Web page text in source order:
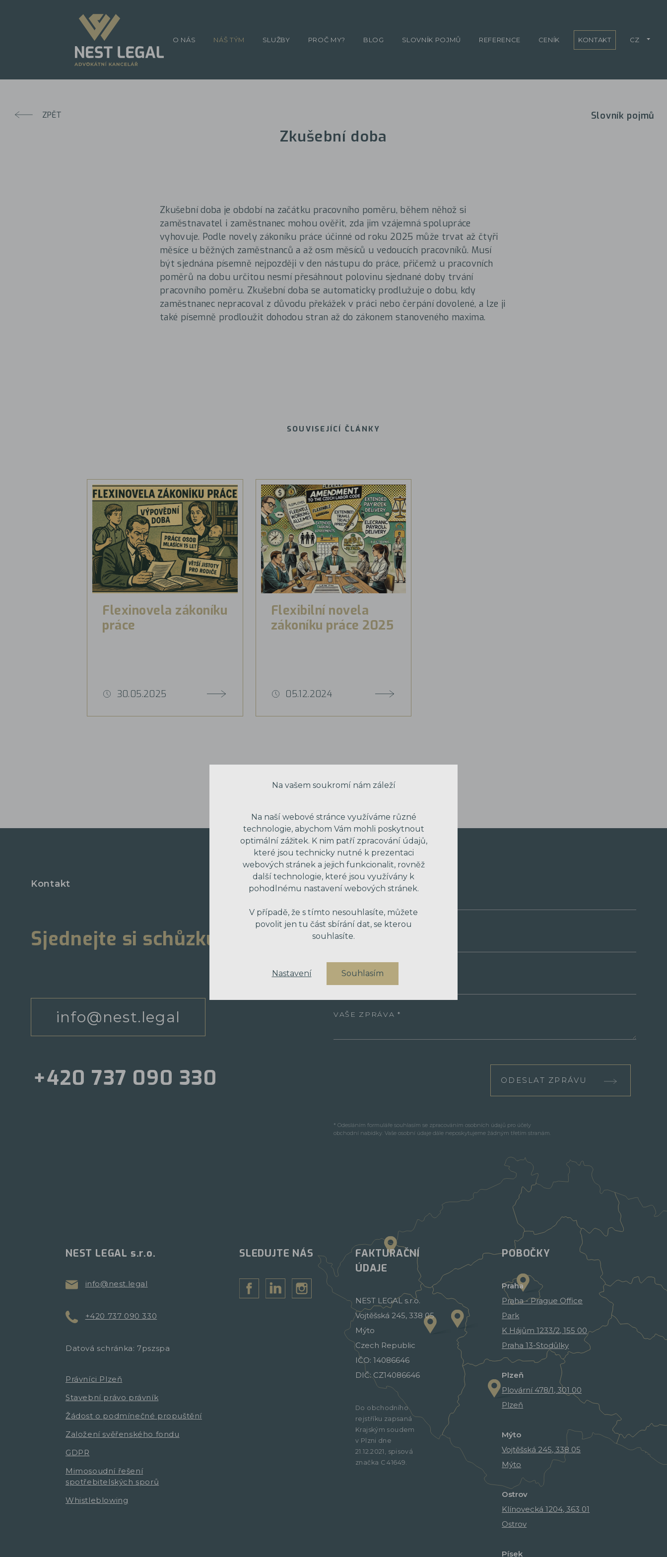
ZPĚT Slovník pojmů
Zkušební doba
Zkušební doba je období na začátku pracovního poměru, během něhož si
zaměstnavatel i zaměstnanec mohou ověřit, zda jim vzájemná spolupráce
vyhovuje. Podle novely zákoníku práce účinné od roku 2025 může trvat až čtyři
měsíce u běžných zaměstnanců a až osm měsíců u vedoucích pracovníků. Musí
být sjednána písemně nejpozději v den nástupu do práce, přičemž u pracovních
poměrů na dobu určitou nesmí přesáhnout polovinu sjednané doby trvání
pracovního poměru. Zkušební doba se automaticky prodlužuje o dobu, kdy
zaměstnanec nepracoval z důvodu překážek v práci nebo čerpání dovolené, a lze ji
také písemně prodloužit dohodou stran až do zákonem stanoveného maxima.
SOUVISEJÍCÍ ČLÁNKY
Flexinovela zákoníku
práce
30.05.2025
Flexibilní novela
zákoníku práce 2025
05.12.2024
Kontakt
Sjednejte si schůzku
info@nest.legal
+420 737 090 330
VAŠE JMÉNO
VÁŠ EMAIL
VÁŠ TELEFON
VAŠE ZPRÁVA
ODESLAT ZPRÁVU
* Odesláním formuláře souhlasím se zpracováním osobních údajů pro účely
obchodní nabídky. Vaše osobní údaje dále neposkytujeme žádným třetím stranám.
NEST LEGAL s.r.o.
info@nest.legal
+420 737 090 330
Datová schránka: 7pszspa
Právníci Plzeň
Stavební právo právník
Žádost o podmínečné propuštění
Založení svěřenského fondu
GDPR
Mimosoudní řešení
spotřebitelských sporů
Whistleblowing
SLEDUJTE NÁS
FAKTURAČNÍ
ÚDAJE
NEST LEGAL s.r.o.
Vojtěšská 245, 338 05
Mýto
Czech Republic
IČO: 14086646
DIČ: CZ14086646
Do obchodního
rejstříku zapsaná
Krajským soudem
v Plzni dne
21.12.2021, spisová
značka C 41649.
POBOČKY
Praha
Praha - Prague Office
Park
K Hájům 1233/2, 155 00
Praha 13-Stodůlky
Plzeň
Plovární 478/1, 301 00
Plzeň
Mýto
Vojtěšská 245, 338 05
Mýto
Ostrov
Klínovecká 1204, 363 01
Ostrov
Písek
O NÁS NÁŠ TÝM SLUŽBY PROČ MY? BLOG SLOVNÍK POJMŮ REFERENCE CENÍK KONTAKT CZ
Na vašem soukromí nám záleží
Na naší webové stránce využíváme různé
technologie, abychom Vám mohli poskytnout
optimální zážitek. K nim patří zpracování údajů,
které jsou technicky nutné k prezentaci
webových stránek a jejich funkcionalit, rovněž
další technologie, které jsou využívány k
pohodlnému nastavení webových stránek.
V případě, že s tímto nesouhlasíte, můžete
povolit jen tu část sbírání dat, se kterou
souhlasíte.
Nastavení Souhlasím